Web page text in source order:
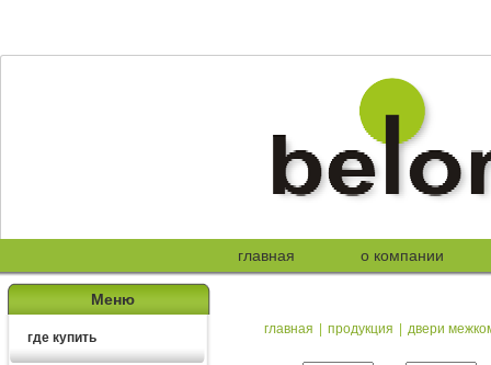
главная о компании
Меню
где купить
главная | продукция | двери